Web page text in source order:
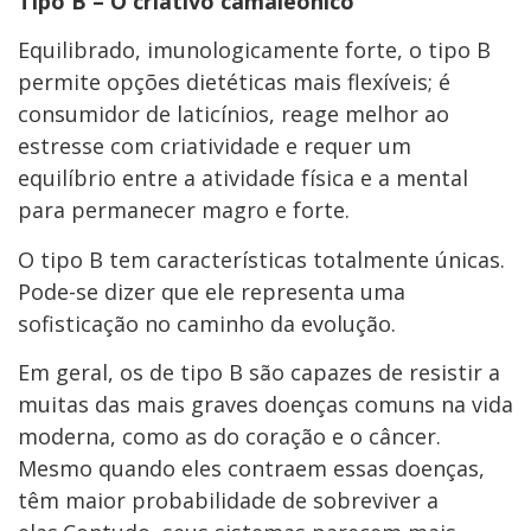
Equilibrado, imunologicamente forte, o tipo B
permite opções dietéticas mais flexíveis; é
consumidor de laticínios, reage melhor ao
estresse com criatividade e requer um
equilíbrio entre a atividade física e a mental
para permanecer magro e forte.
O tipo B tem características totalmente únicas.
Pode-se dizer que ele representa uma
sofisticação no caminho da evolução.
Em geral, os de tipo B são capazes de resistir a
muitas das mais graves doenças comuns na vida
moderna, como as do coração e o câncer.
Mesmo quando eles contraem essas doenças,
têm maior probabilidade de sobreviver a